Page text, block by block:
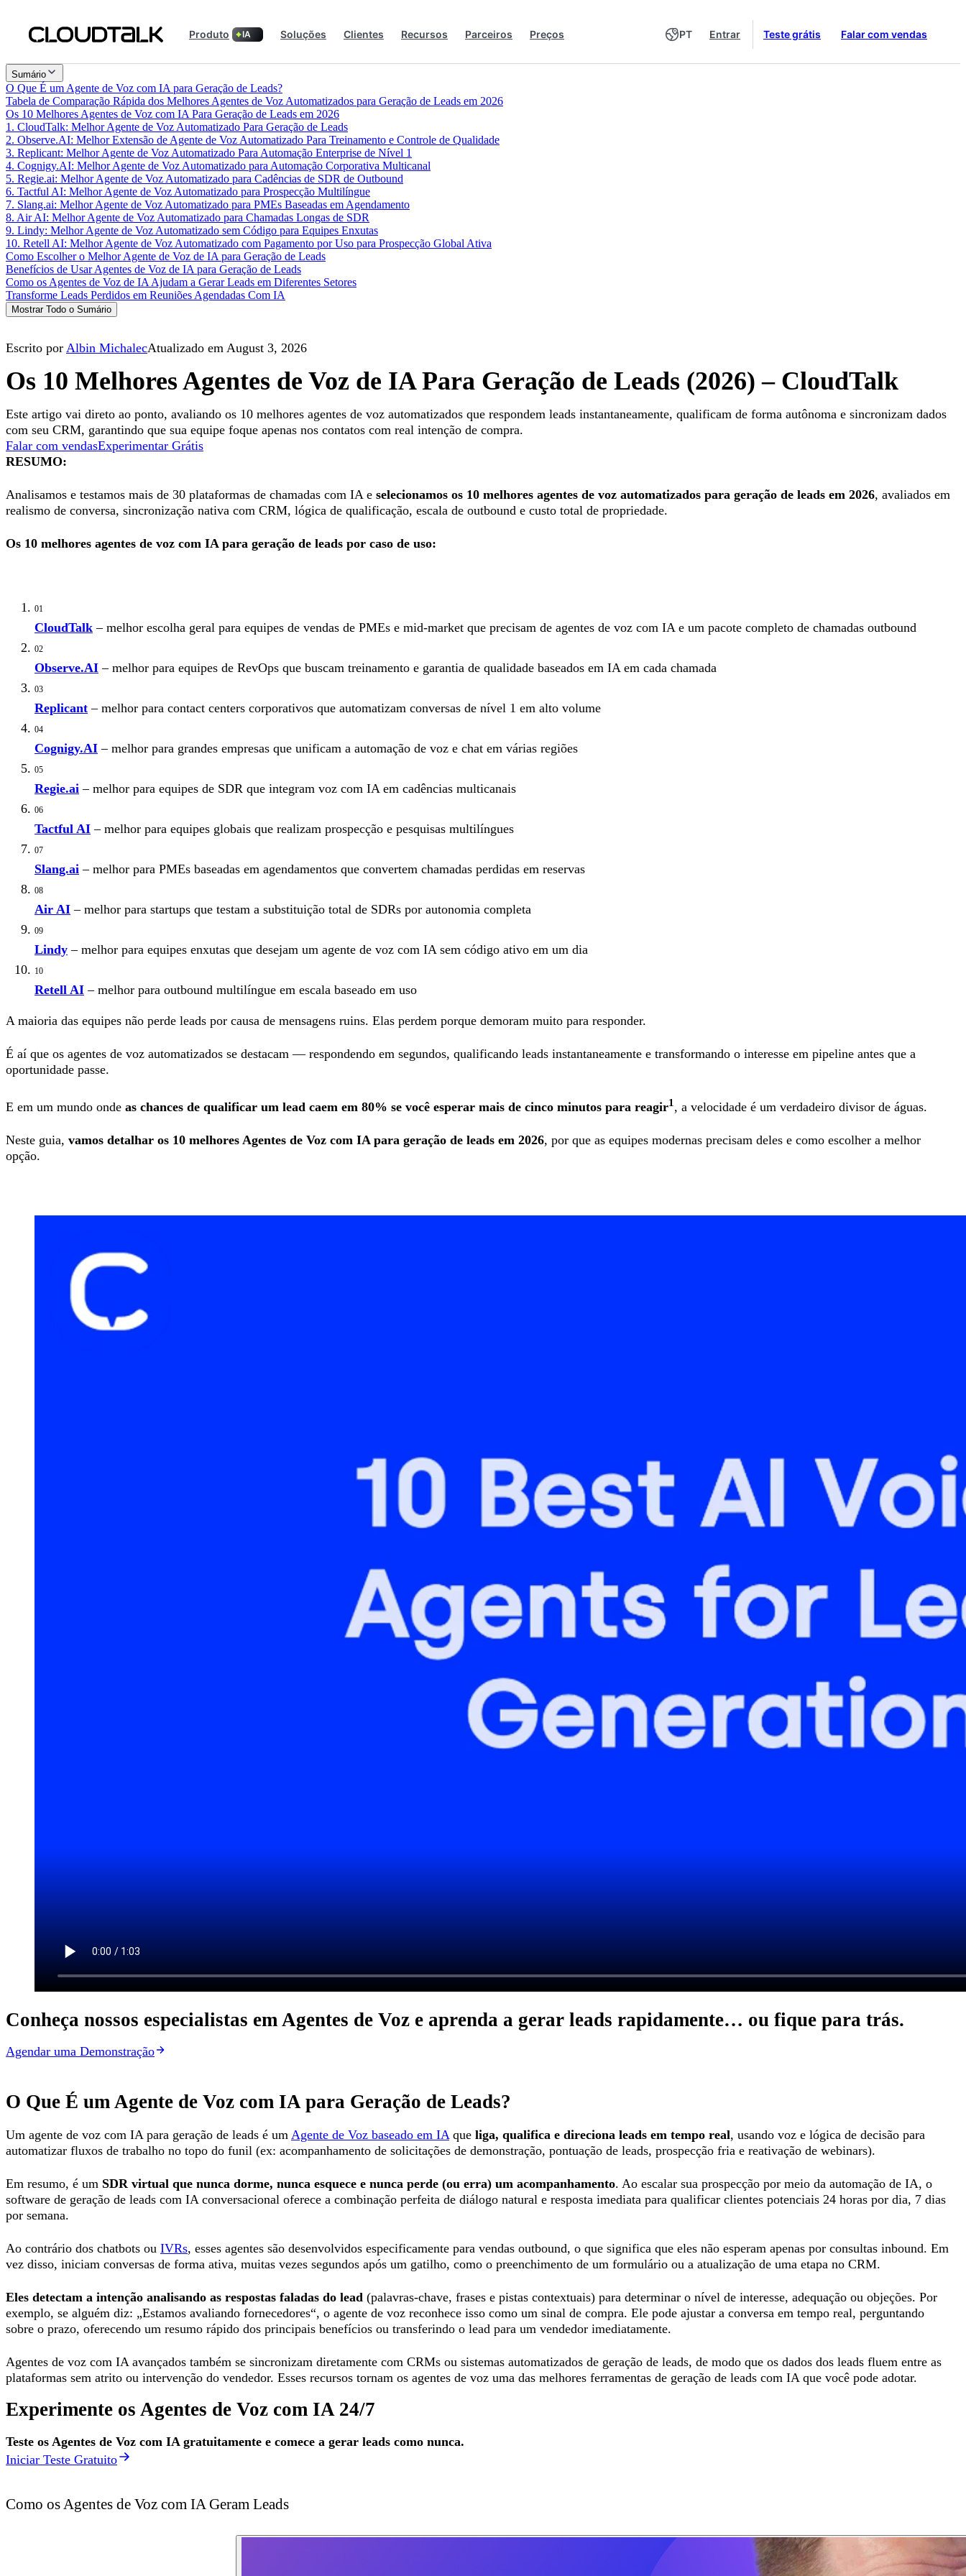
Produto IA Soluções Clientes Recursos Parceiros Preços PT Entrar Teste grátis Falar com vendas
Sumário
O Que É um Agente de Voz com IA para Geração de Leads?
Tabela de Comparação Rápida dos Melhores Agentes de Voz Automatizados para Geração de Leads em 2026
Os 10 Melhores Agentes de Voz com IA Para Geração de Leads em 2026
1. CloudTalk: Melhor Agente de Voz Automatizado Para Geração de Leads
2. Observe.AI: Melhor Extensão de Agente de Voz Automatizado Para Treinamento e Controle de Qualidade
3. Replicant: Melhor Agente de Voz Automatizado Para Automação Enterprise de Nível 1
4. Cognigy.AI: Melhor Agente de Voz Automatizado para Automação Corporativa Multicanal
5. Regie.ai: Melhor Agente de Voz Automatizado para Cadências de SDR de Outbound
6. Tactful AI: Melhor Agente de Voz Automatizado para Prospecção Multilíngue
7. Slang.ai: Melhor Agente de Voz Automatizado para PMEs Baseadas em Agendamento
8. Air AI: Melhor Agente de Voz Automatizado para Chamadas Longas de SDR
9. Lindy: Melhor Agente de Voz Automatizado sem Código para Equipes Enxutas
10. Retell AI: Melhor Agente de Voz Automatizado com Pagamento por Uso para Prospecção Global Ativa
Como Escolher o Melhor Agente de Voz de IA para Geração de Leads
Benefícios de Usar Agentes de Voz de IA para Geração de Leads
Como os Agentes de Voz de IA Ajudam a Gerar Leads em Diferentes Setores
Transforme Leads Perdidos em Reuniões Agendadas Com IA
Mostrar Todo o Sumário
Escrito por Albin MichalecAtualizado em August 3, 2026
Os 10 Melhores Agentes de Voz de IA Para Geração de Leads (2026) – CloudTalk
Este artigo vai direto ao ponto, avaliando os 10 melhores agentes de voz automatizados que respondem leads instantaneamente, qualificam de forma autônoma e sincronizam dados
com seu CRM, garantindo que sua equipe foque apenas nos contatos com real intenção de compra.
Falar com vendasExperimentar Grátis
RESUMO:
Analisamos e testamos mais de 30 plataformas de chamadas com IA e selecionamos os 10 melhores agentes de voz automatizados para geração de leads em 2026, avaliados em
realismo de conversa, sincronização nativa com CRM, lógica de qualificação, escala de outbound e custo total de propriedade.
Os 10 melhores agentes de voz com IA para geração de leads por caso de uso:
01
CloudTalk – melhor escolha geral para equipes de vendas de PMEs e mid-market que precisam de agentes de voz com IA e um pacote completo de chamadas outbound
02
Observe.AI – melhor para equipes de RevOps que buscam treinamento e garantia de qualidade baseados em IA em cada chamada
03
Replicant – melhor para contact centers corporativos que automatizam conversas de nível 1 em alto volume
04
Cognigy.AI – melhor para grandes empresas que unificam a automação de voz e chat em várias regiões
05
Regie.ai – melhor para equipes de SDR que integram voz com IA em cadências multicanais
06
Tactful AI – melhor para equipes globais que realizam prospecção e pesquisas multilíngues
07
Slang.ai – melhor para PMEs baseadas em agendamentos que convertem chamadas perdidas em reservas
08
Air AI – melhor para startups que testam a substituição total de SDRs por autonomia completa
09
Lindy – melhor para equipes enxutas que desejam um agente de voz com IA sem código ativo em um dia
10
Retell AI – melhor para outbound multilíngue em escala baseado em uso
A maioria das equipes não perde leads por causa de mensagens ruins. Elas perdem porque demoram muito para responder.
É aí que os agentes de voz automatizados se destacam — respondendo em segundos, qualificando leads instantaneamente e transformando o interesse em pipeline antes que a
oportunidade passe.
E em um mundo onde as chances de qualificar um lead caem em 80% se você esperar mais de cinco minutos para reagir1, a velocidade é um verdadeiro divisor de águas.
Neste guia, vamos detalhar os 10 melhores Agentes de Voz com IA para geração de leads em 2026, por que as equipes modernas precisam deles e como escolher a melhor
opção.
Conheça nossos especialistas em Agentes de Voz e aprenda a gerar leads rapidamente… ou fique para trás.
Agendar uma Demonstração
O Que É um Agente de Voz com IA para Geração de Leads?
Um agente de voz com IA para geração de leads é um Agente de Voz baseado em IAque liga, qualifica e direciona leads em tempo real, usando voz e lógica de decisão para
automatizar fluxos de trabalho no topo do funil (ex: acompanhamento de solicitações de demonstração, pontuação de leads, prospecção fria e reativação de webinars).
Em resumo, é um SDR virtual que nunca dorme, nunca esquece e nunca perde (ou erra) um acompanhamento. Ao escalar sua prospecção por meio da automação de IA, o
software de geração de leads com IA conversacional oferece a combinação perfeita de diálogo natural e resposta imediata para qualificar clientes potenciais 24 horas por dia, 7 dias
por semana.
Ao contrário dos chatbots ou IVRs, esses agentes são desenvolvidos especificamente para vendas outbound, o que significa que eles não esperam apenas por consultas inbound. Em
vez disso, iniciam conversas de forma ativa, muitas vezes segundos após um gatilho, como o preenchimento de um formulário ou a atualização de uma etapa no CRM.
Eles detectam a intenção analisando as respostas faladas do lead (palavras-chave, frases e pistas contextuais) para determinar o nível de interesse, adequação ou objeções. Por
exemplo, se alguém diz: „Estamos avaliando fornecedores“, o agente de voz reconhece isso como um sinal de compra. Ele pode ajustar a conversa em tempo real, perguntando
sobre o prazo, oferecendo um resumo rápido dos principais benefícios ou transferindo o lead para um vendedor imediatamente.
Agentes de voz com IA avançados também se sincronizam diretamente com CRMs ou sistemas automatizados de geração de leads, de modo que os dados dos leads fluem entre as
plataformas sem atrito ou intervenção do vendedor. Esses recursos tornam os agentes de voz uma das melhores ferramentas de geração de leads com IA que você pode adotar.
Experimente os Agentes de Voz com IA 24/7
Teste os Agentes de Voz com IA gratuitamente e comece a gerar leads como nunca.
Iniciar Teste Gratuito
Como os Agentes de Voz com IA Geram Leads